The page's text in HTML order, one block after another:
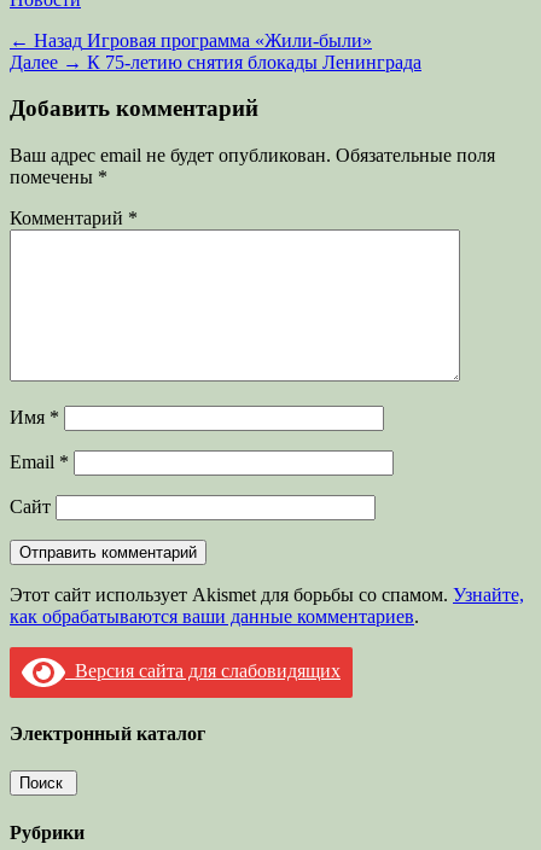
Навигация
по
записям
← Назад Предыдущая
запись:
Игровая программа «Жили-были»
Далее → Следующая
К 75-летию снятия блокады Ленинграда
Добавить комментарий
Ваш адрес email не будет опубликован. Обязательные поля
помечены *
Комментарий *
Имя *
Email *
Сайт
Этот сайт использует Akismet для борьбы со спамом. Узнайте,
как обрабатываются ваши данные комментариев.
Версия сайта для слабовидящих
Электронный каталог
Рубрики